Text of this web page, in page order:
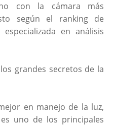
con la cámara más
según el ranking de
en análisis
grandes secretos de la
en manejo de la luz,
uno de los principales